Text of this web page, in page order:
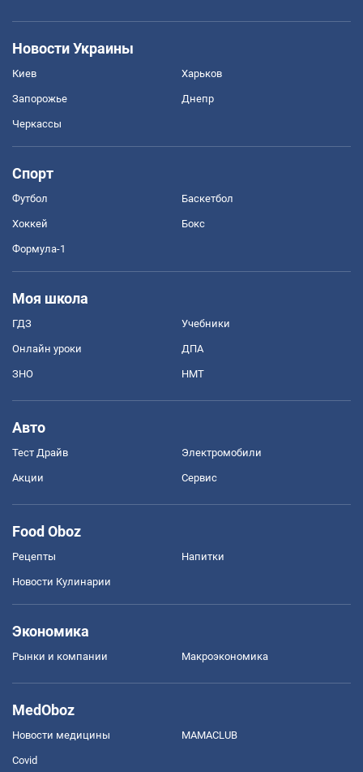
Новости Украины
Киев Харьков
Запорожье Днепр
Черкассы
Спорт
Футбол Баскетбол
Хоккей Бокс
Формула-1
Моя школа
ГДЗ Учебники
Онлайн уроки ДПА
ЗНО НМТ
Авто
Тест Драйв Электромобили
Акции Сервис
Food Oboz
Рецепты Напитки
Новости Кулинарии
Экономика
Рынки и компании Mакроэкономика
MedOboz
Новости медицины MAMACLUB
Covid